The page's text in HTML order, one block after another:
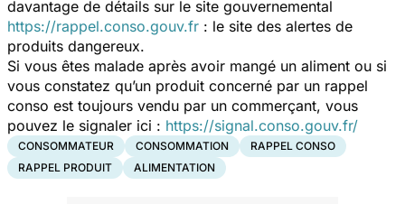
davantage de détails sur le site gouvernemental
https://rappel.conso.gouv.fr : le site des alertes de
produits dangereux.
Si vous êtes malade après avoir mangé un aliment ou si
vous constatez qu’un produit concerné par un rappel
conso est toujours vendu par un commerçant, vous
pouvez le signaler ici : https://signal.conso.gouv.fr/
CONSOMMATEUR CONSOMMATION
RAPPEL CONSO
RAPPEL PRODUIT
ALIMENTATION